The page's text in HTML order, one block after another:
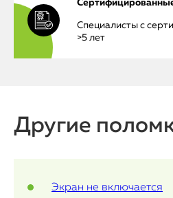
О нас
Специалисты с
>5 лет
Другие
Экран не включается